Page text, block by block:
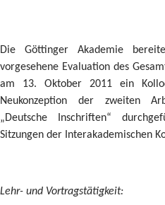
Die Göttinger Akademie
vorgesehene Evaluation des
am 13. Oktober 2011 ein
Neukonzeption der zweiten
„Deutsche Inschriften“
Sitzungen der Interakademischen
Lehr- und Vortragstätigkeit: